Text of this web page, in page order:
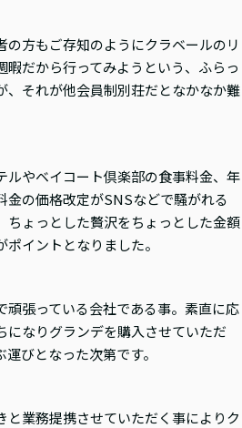
の方もご存知のようにクラベールのリ
暇だから行ってみようという、ふらっ
、それが他会員制別荘だとなかなか難
ルやベイコート倶楽部の食事料金、年
金の価格改定がSNSなどで騒がれる
ちょっとした贅沢をちょっとした金額
イントとなりました。
頑張っている会社である事。素直に応
になりグランデを購入させていただ
びとなった次第です。
と業務提携させていただく事によりク